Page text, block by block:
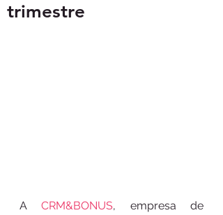
trimestre
A CRM&BONUS, empresa de